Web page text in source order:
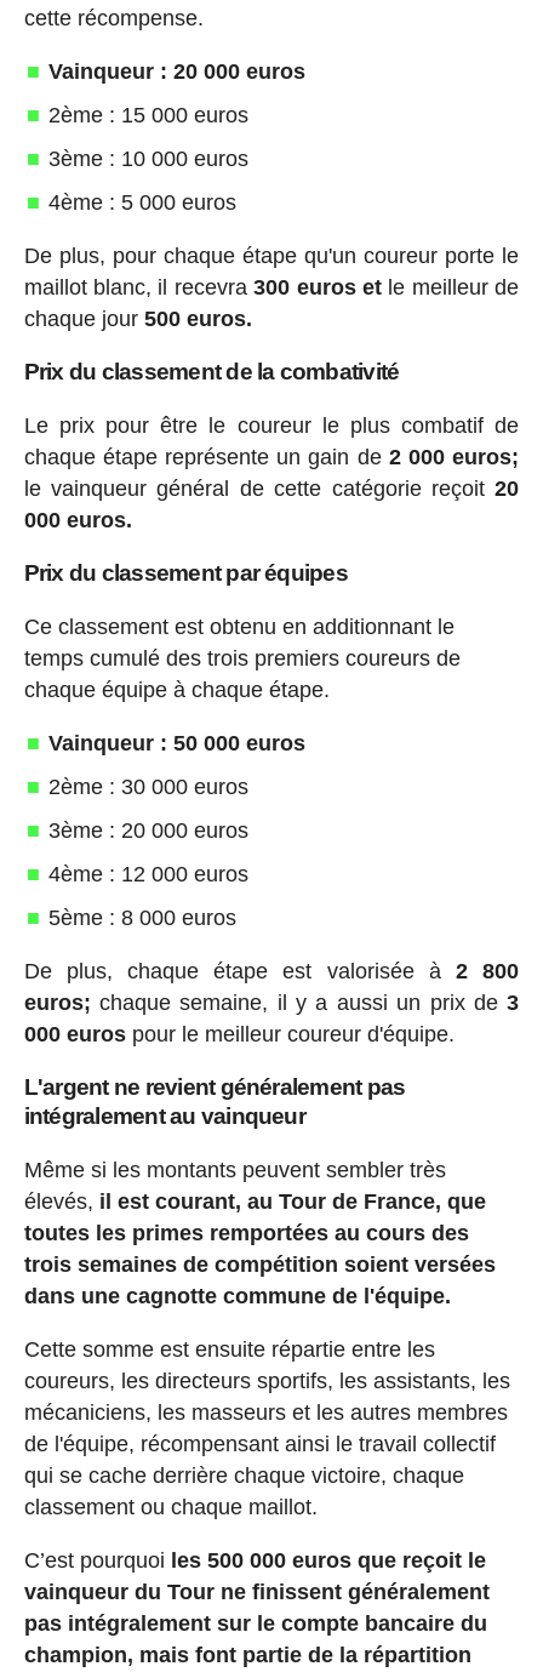
cette récompense.
Vainqueur : 20 000 euros
2ème : 15 000 euros
3ème : 10 000 euros
4ème : 5 000 euros
De plus, pour chaque étape qu'un coureur porte le
maillot blanc, il recevra300 euros et le meilleur de
chaque jour500 euros.
Prix du classement de la combativité
Le prix pour être le coureur le plus combatif de
chaque étape représente un gain de 2 000 euros;
le vainqueur général de cette catégorie reçoit20
000 euros.
Prix du classement par équipes
Ce classement est obtenu en additionnant le
temps cumulé des trois premiers coureurs de
chaque équipe à chaque étape.
Vainqueur : 50 000 euros
2ème : 30 000 euros
3ème : 20 000 euros
4ème : 12 000 euros
5ème : 8 000 euros
De plus, chaque étape est valorisée à2 800
euros; chaque semaine, il y a aussi un prix de3
000 eurospour le meilleur coureur d'équipe.
L'argent ne revient généralement pas
intégralement au vainqueur
Même si les montants peuvent sembler très
élevés, il est courant, au Tour de France, que
toutes les primes remportées au cours des
trois semaines de compétition soient versées
dans une cagnotte commune de l'équipe.
Cette somme est ensuite répartie entre les
coureurs, les directeurs sportifs, les assistants, les
mécaniciens, les masseurs et les autres membres
de l'équipe, récompensant ainsi le travail collectif
qui se cache derrière chaque victoire, chaque
classement ou chaque maillot.
C’est pourquoi les 500 000 euros que reçoit le
vainqueur du Tour ne finissent généralement
pas intégralement sur le compte bancaire du
champion, mais font partie de la répartition